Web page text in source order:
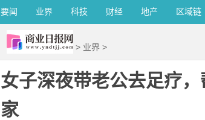
要闻 业界 科技 财经 地产 区域链
> 业界 >
女子深夜带老公去足疗
家